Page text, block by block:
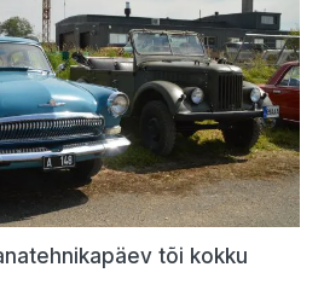
tõi kokku